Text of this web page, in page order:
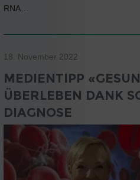
RNA…
18. November 2022
MEDIENTIPP
ÜBERLEBEN DANK
DIAGNOSE